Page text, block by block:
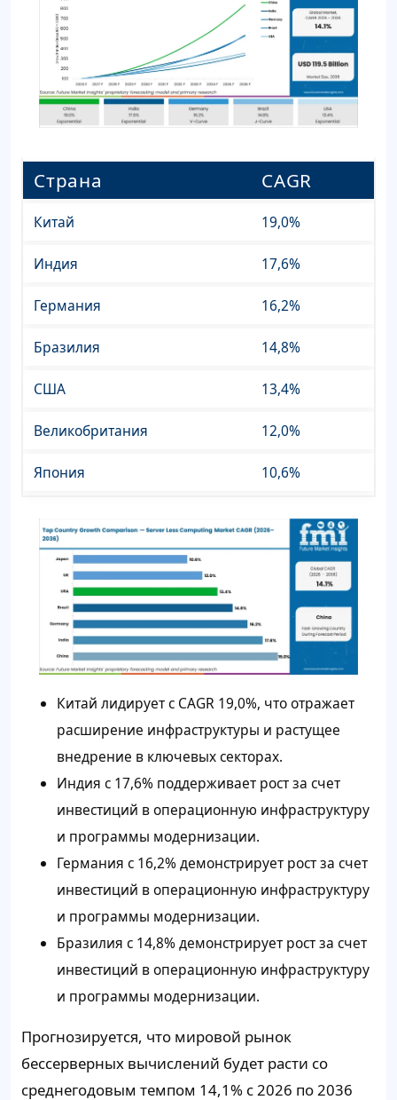
Страна CAGR
Китай 19,0%
Индия 17,6%
Германия 16,2%
Бразилия 14,8%
США 13,4%
Великобритания 12,0%
Япония 10,6%
Китай лидирует с CAGR 19,0%, что отражает
расширение инфраструктуры и растущее
внедрение в ключевых секторах.
Индия с 17,6% поддерживает рост за счет
инвестиций в операционную инфраструктуру
и программы модернизации.
Германия с 16,2% демонстрирует рост за счет
инвестиций в операционную инфраструктуру
и программы модернизации.
Бразилия с 14,8% демонстрирует рост за счет
инвестиций в операционную инфраструктуру
и программы модернизации.
Прогнозируется, что мировой рынок
бессерверных вычислений будет расти со
среднегодовым темпом 14,1% с 2026 по 2036